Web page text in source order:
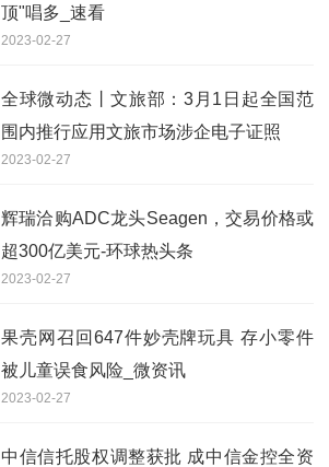
顶"唱多_速看
2023-02-27
全球微动态丨文旅部：3月1日起全国范
围内推行应用文旅市场涉企电子证照
2023-02-27
辉瑞洽购ADC龙头Seagen，交易价格或
超300亿美元-环球热头条
2023-02-27
果壳网召回647件妙壳牌玩具 存小零件
被儿童误食风险_微资讯
2023-02-27
中信信托股权调整获批 成中信金控全资